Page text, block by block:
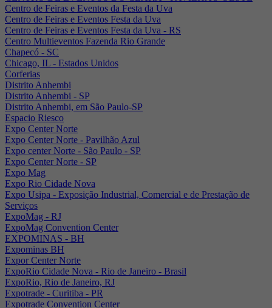
Centro de Feiras e Eventos da Festa da Uva
Centro de Feiras e Eventos Festa da Uva
Centro de Feiras e Eventos Festa da Uva - RS
Centro Multieventos Fazenda Rio Grande
Chapecó - SC
Chicago, IL - Estados Unidos
Corferias
Distrito Anhembi
Distrito Anhembi - SP
Distrito Anhembi, em São Paulo-SP
Espacio Riesco
Expo Center Norte
Expo Center Norte - Pavilhão Azul
Expo center Norte - São Paulo - SP
Expo Center Norte - SP
Expo Mag
Expo Rio Cidade Nova
Expo Usipa - Exposição Industrial, Comercial e de Prestação de
Serviços
ExpoMag - RJ
ExpoMag Convention Center
EXPOMINAS - BH
Expominas BH
Expor Center Norte
ExpoRio Cidade Nova - Rio de Janeiro - Brasil
ExpoRio, Rio de Janeiro, RJ
Expotrade - Curitiba - PR
Expotrade Convention Center